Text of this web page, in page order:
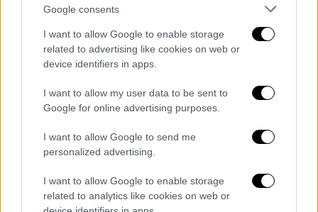
Google consents
I want to allow Google to enable storage
related to advertising like cookies on web or
device identifiers in apps.
I want to allow my user data to be sent to
Google for online advertising purposes.
I want to allow Google to send me
personalized advertising.
I want to allow Google to enable storage
related to analytics like cookies on web or
Κεμπέκ»
Ελλάδα|17.01.2022 09:18
Πρόβλεψη Παγώνη: Πώς θα κάνουμε
Απόκριες και Πάσχα – Τι θα γίνει με
μέτρα και μάσκες
μελέτηεκτίμησε διαχρονικά τα μέσα